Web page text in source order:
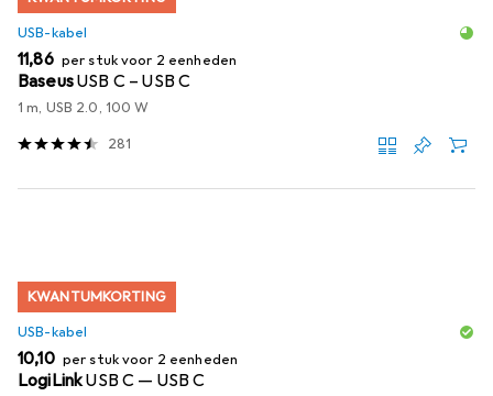
USB-kabel
EUR
11,86 per stuk voor 2 eenheden
BaseusUSB C – USB C
1 m, USB 2.0, 100 W
281
KWANTUMKORTING
USB-kabel
EUR
10,10 per stuk voor 2 eenheden
LogiLinkUSB C — USB C